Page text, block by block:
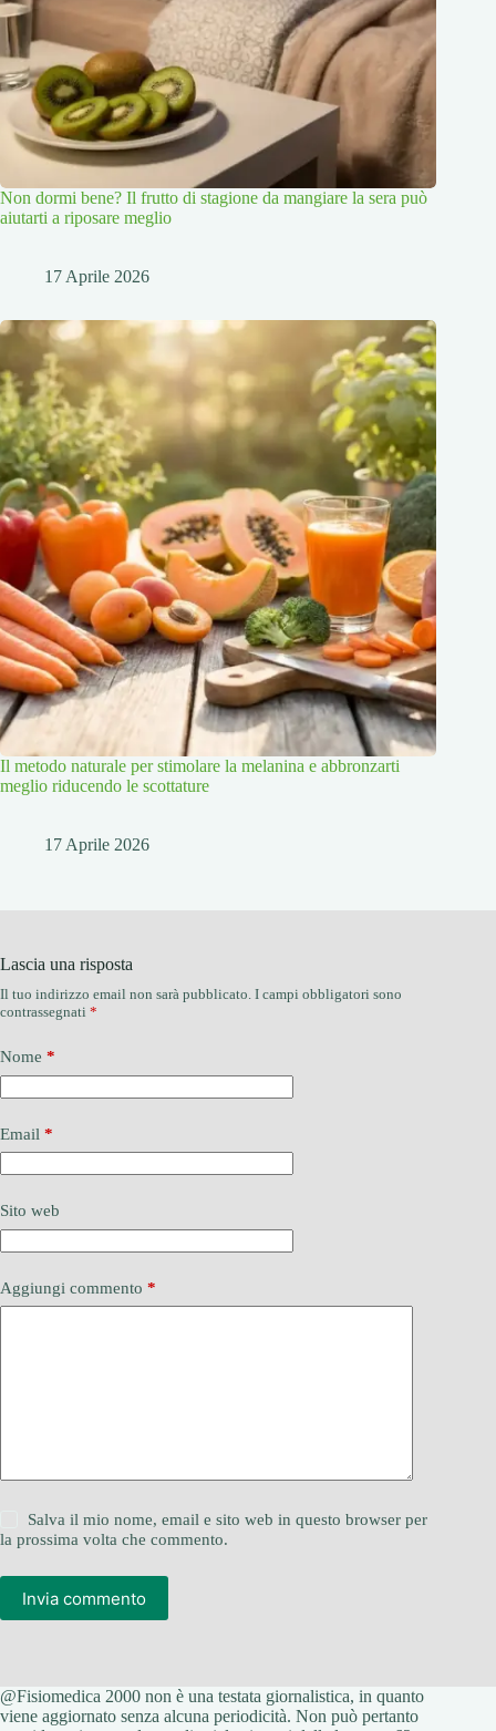
Non dormi bene? Il frutto di stagione da mangiare la sera può
aiutarti a riposare meglio
17 Aprile 2026
Il metodo naturale per stimolare la melanina e abbronzarti
meglio riducendo le scottature
17 Aprile 2026
Lascia una risposta
Il tuo indirizzo email non sarà pubblicato. I campi obbligatori sono
contrassegnati *
Nome *
Email *
Sito web
Aggiungi commento *
Salva il mio nome, email e sito web in questo browser per
la prossima volta che commento.
Invia commento
@Fisiomedica 2000 non è una testata giornalistica, in quanto
viene aggiornato senza alcuna periodicità. Non può pertanto